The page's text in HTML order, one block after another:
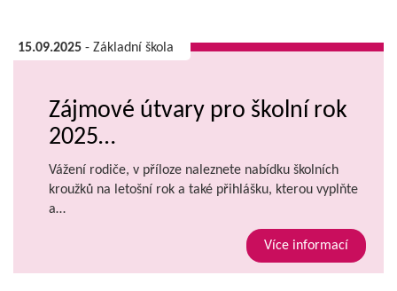
15.09.2025 - Základní škola
Zájmové útvary pro školní rok
2025…
Vážení rodiče, v příloze naleznete nabídku školních
kroužků na letošní rok a také přihlášku, kterou vyplňte
a…
Více informací